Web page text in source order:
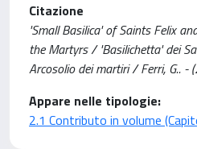
Citazione
'Small Basilica' of Saints Felix
the Martyrs / 'Basilichetta' dei
Arcosolio dei martiri / Ferri, G..
Appare nelle tipologie:
2.1 Contributo in volume